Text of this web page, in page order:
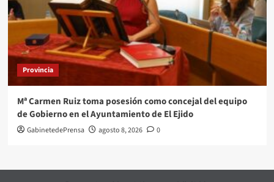
Provincia
Mª Carmen Ruiz toma posesión como concejal del equipo
de Gobierno en el Ayuntamiento de El Ejido
GabinetedePrensa agosto 8, 2026 0